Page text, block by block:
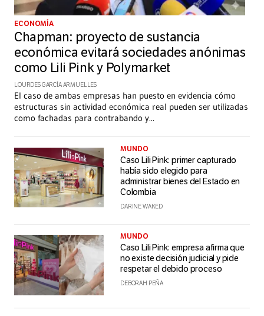
ECONOMÍA
Chapman: proyecto de sustancia
económica evitará sociedades anónimas
como Lili Pink y Polymarket
LOURDES GARCÍA ARMUELLES
El caso de ambas empresas han puesto en evidencia cómo
estructuras sin actividad económica real pueden ser utilizadas
como fachadas para contrabando y...
MUNDO
Caso Lili Pink: primer capturado
había sido elegido para
administrar bienes del Estado en
Colombia
DARINE WAKED
MUNDO
Caso Lili Pink: empresa afirma que
no existe decisión judicial y pide
respetar el debido proceso
DEBORAH PEÑA